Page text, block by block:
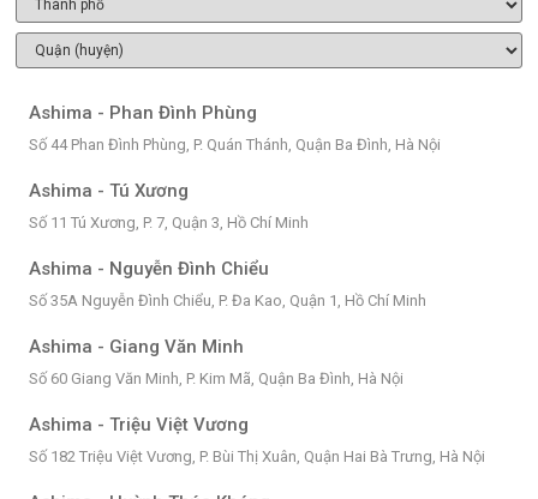
Ashima - Phan Đình Phùng
Số 44 Phan Đình Phùng, P. Quán Thánh, Quận Ba Đình, Hà Nội
Ashima - Tú Xương
Số 11 Tú Xương, P. 7, Quận 3, Hồ Chí Minh
Ashima - Nguyễn Đình Chiểu
Số 35A Nguyễn Đình Chiểu, P. Đa Kao, Quận 1, Hồ Chí Minh
Ashima - Giang Văn Minh
Số 60 Giang Văn Minh, P. Kim Mã, Quận Ba Đình, Hà Nội
Ashima - Triệu Việt Vương
Số 182 Triệu Việt Vương, P. Bùi Thị Xuân, Quận Hai Bà Trưng, Hà Nội